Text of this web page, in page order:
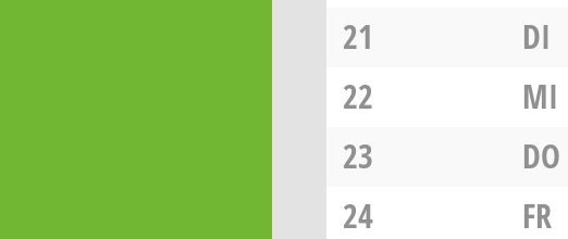
21
DI
22
MI
23
DO
24
FR